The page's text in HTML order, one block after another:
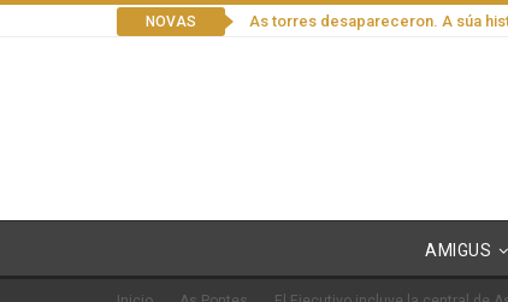
NOVAS As torres desapareceron. A súa
AMIGUS